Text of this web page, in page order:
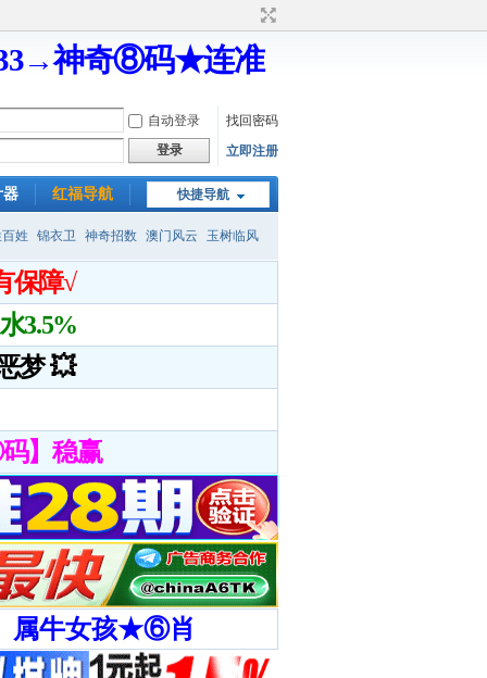
神奇⑧码★连准
自动登录
找回密码
登录
立即注册
快捷导航
器 红福导航
姓 锦衣卫 神奇招数 澳门风云 玉树临风